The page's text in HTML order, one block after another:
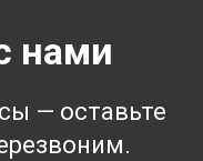
нами
— оставьте